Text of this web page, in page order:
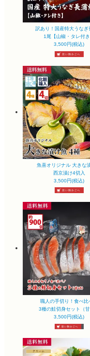
訳あり！国産特大うなぎ
1尾【山椒・タレ付き
3,500円(税込)
魚喜オリジナル 大きな
西京漬け4切入
3,500円(税込)
職人の手切り！食べ比
3種の鮭切身セット（甘
3,500円(税込)